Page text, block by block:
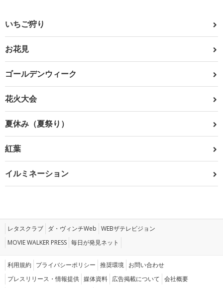
いちご狩り
お花見
ゴールデンウィーク
花火大会
夏休み（夏祭り）
紅葉
イルミネーション
レタスクラブ ダ・ヴィンチWeb WEBザテレビジョン
MOVIE WALKER PRESS 毎日が発見ネット
利用規約 プライバシーポリシー 推奨環境 お問い合わせ
プレスリリース・情報提供 媒体資料 広告掲載について 会社概要